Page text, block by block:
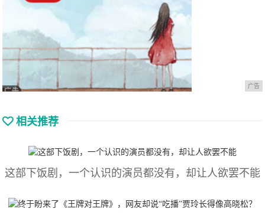
广告
相关推荐
这部下饭剧，一个认识的演员都没有，却让人欲罢不能